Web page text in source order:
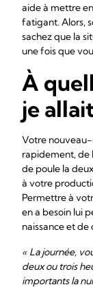
aide à mettre
fatigant. Alors,
sachez que la
une fois que
À
je
Votre
rapidement, de
de poule la
à votre
Permettre à
en a besoin lui
naissance et
« La journée,
deux ou trois
importants la